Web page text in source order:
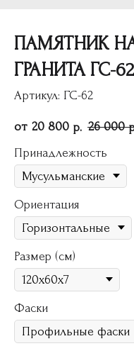
ПАМЯТНИК
ГРАНИТА ГС-62
Артикул: ГС-62
20 800 р. 26 000
Принадлежность
Ориентация
Размер (см)
Фаски